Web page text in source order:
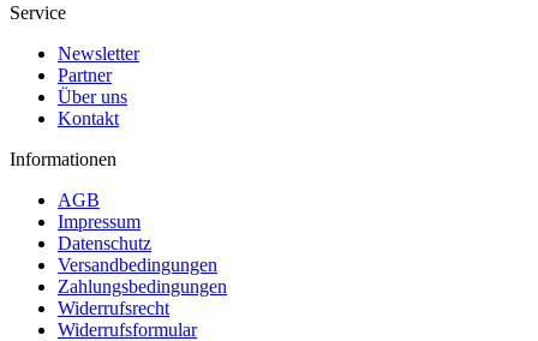
Service
Newsletter
Partner
Über uns
Kontakt
Informationen
AGB
Impressum
Datenschutz
Versandbedingungen
Zahlungsbedingungen
Widerrufsrecht
Widerrufsformular